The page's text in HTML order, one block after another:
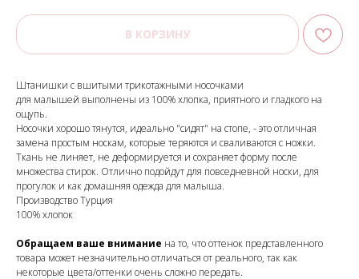
В КОРЗИНУ
Штанишки с вшитыми трикотажными носочками
для малышей выполнены из 100% хлопка, приятного и гладкого на
ощупь.
Носочки хорошо тянутся, идеально "сидят" на стопе, - это отличная
замена простым носкам, которые теряются и сваливаются с ножки.
Ткань не линяет, не деформируется и сохраняет форму после
множества стирок. Отлично подойдут для повседневной носки, для
прогулок и как домашняя одежда для малыша.
Производство Турция
100% хлопок
Обращаем ваше внимание на то, что оттенок представленного
товара может незначительно отличаться от реального, так как
некоторые цвета/оттенки очень сложно передать.